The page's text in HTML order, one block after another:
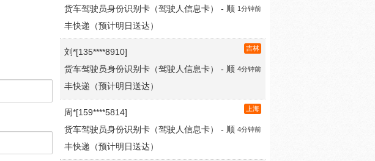
刘*[135****8910]
4分钟前
货车驾驶员身份识别卡（驾驶人信息卡） - 顺
丰快递（预计明日送达）
周*[159****5814]
4分钟前
货车驾驶员身份识别卡（驾驶人信息卡） - 顺
丰快递（预计明日送达）
黄*[138****2785]